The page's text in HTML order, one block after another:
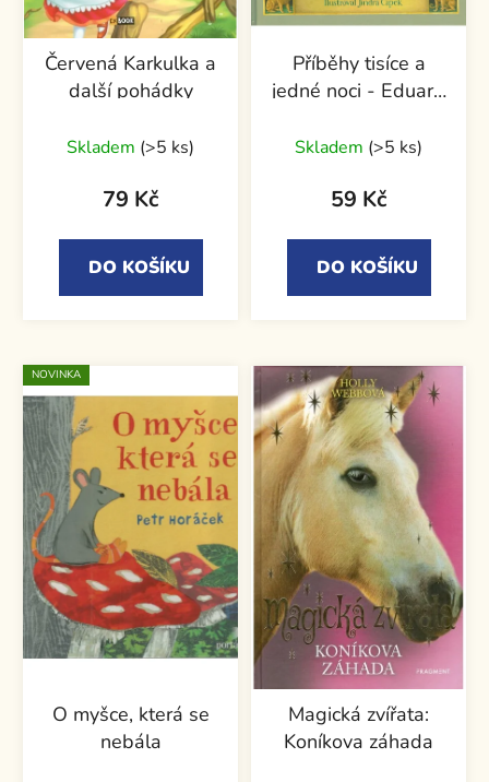
Červená Karkulka a
další pohádky
Skladem (>5 ks)
79 Kč
DO KOŠÍKU
Příběhy tisíce a
jedné noci - Eduard
Čapek
Skladem (>5 ks)
59 Kč
DO KOŠÍKU
NOVINKA
O myšce, která se
nebála
Magická zvířata:
Koníkova záhada